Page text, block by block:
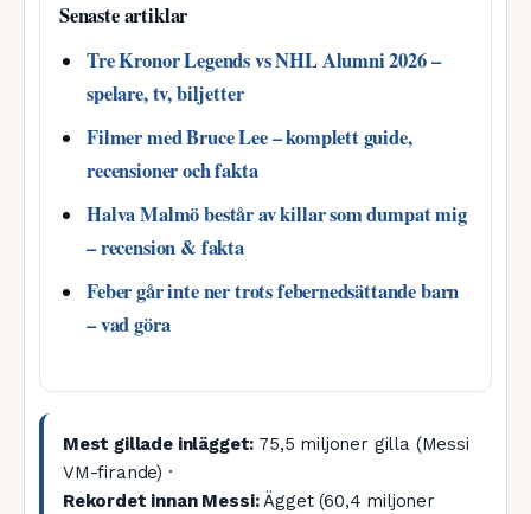
Senaste artiklar
Tre Kronor Legends vs NHL Alumni 2026 –
spelare, tv, biljetter
Filmer med Bruce Lee – komplett guide,
recensioner och fakta
Halva Malmö består av killar som dumpat mig
– recension & fakta
Feber går inte ner trots febernedsättande barn
– vad göra
Mest gillade inlägget: 75,5 miljoner gilla (Messi
VM-firande) ·
Rekordet innan Messi:Ägget (60,4 miljoner